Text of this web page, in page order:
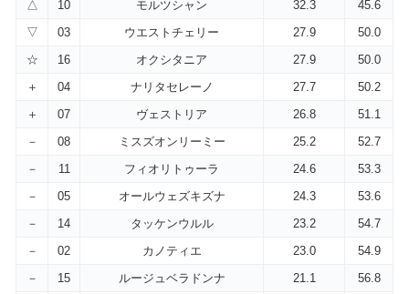
△
10 モルツシャン 32.3
45.6
▽
03 ウエストチェリー 27.9
50.0
☆
16 オクシタニア 27.9
50.0
＋
04 ナリタセレーノ 27.7
50.2
＋
07 ヴェストリア 26.8
51.1
－
08 ミスズオンリーミー 25.2
52.7
－
11 フィオリトゥーラ 24.6
53.3
－
05 オールウェズキズナ 24.3
53.6
－
14 タッケンウルル 23.2
54.7
－
02 カノティエ 23.0
54.9
－
15 ルージュベラドンナ 21.1
56.8